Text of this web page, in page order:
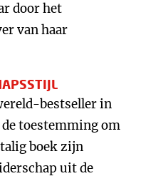
door het
van haar
bestseller in
toestemming om
boek zijn
uit de